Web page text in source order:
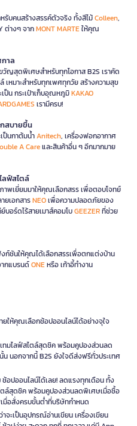
รับคนสร้างสรรค์ตัวจริง ทั้งสีไม้Colleen,
ต่างๆ จากMONT MARTEให้คุณ
าล
ญสุดพิเศษสำหรับทุกโอกาส B2S เราคัด
เหมาะสำหรับทุกเพศทุกวัย สร้างความสุข
ป็น กระเป๋าเก็บอุณหภูมิKAKAO
เรามีครบ!
กสบายขึ้น
ป็นกาต้มน้ำAnitech, เครื่องฟอกอากาศ
A Careและสินค้าอื่น ๆ อีกมากมาย
ลฟ์สไตล์
พเยี่ยมมาให้คุณเลือกสรร เพื่อตอบโจทย์
ยเอกสารNEOเพื่อความปลอดภัยของ
บอร์ดไร้สายเมาส์คอมโบGEEZERที่ช่วย
ก์ชันให้คุณได้เลือกสรรเพื่อตกแต่งบ้าน
ากแบรนด์ONEหรือ เก้าอี้ทำงาน
ยให้คุณเลือกช้อปออนไลน์ได้อย่างจุใจ
ทมไลฟ์สไตล์สุดชิค พร้อมคูปองส่วนลด
นอกจากนี้ B2S ยังใจดีส่งฟรีทั่วประเทศ
อปออนไลน์ได้เลย! ลดแรงทุกเดือน ทั้ง
ตล์สุดชิค พร้อมคูปองส่วนลดพิเศษเมื่อซื้อ
มื่อสั่งครบขั้นต่ำที่บริษัทกำหนด
จะเป็นอุปกรณ์อ่านเขียน เครื่องเขียน